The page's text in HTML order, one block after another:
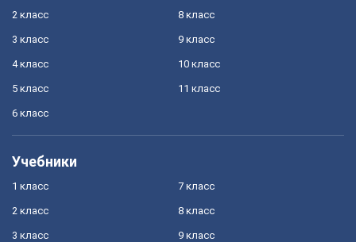
2 класс
3 класс
4 класс
5 класс
6 класс
8 класс
9 класс
10 класс
11 класс
Учебники
1 класс
2 класс
3 класс
7 класс
8 класс
9 класс